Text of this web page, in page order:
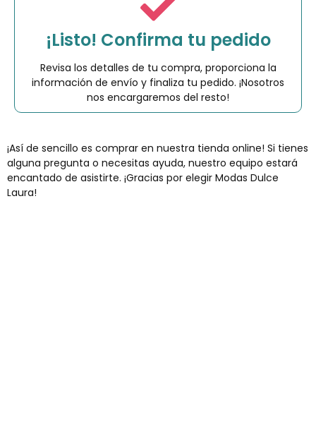
¡Listo! Confirma tu pedido
Revisa los detalles de tu compra, proporciona la
información de envío y finaliza tu pedido. ¡Nosotros
nos encargaremos del resto!
¡Así de sencillo es comprar en nuestra tienda online! Si tienes
alguna pregunta o necesitas ayuda, nuestro equipo estará
encantado de asistirte. ¡Gracias por elegir Modas Dulce
Laura!